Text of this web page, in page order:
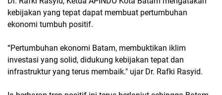
kebijakan yang tepat dapat membuat pertumbuhan
ekonomi tumbuh positif.
“Pertumbuhan ekonomi Batam, membuktikan iklim
investasi yang solid, didukung kebijakan tepat dan
infrastruktur yang terus membaik." ujar Dr. Rafki Rasyid.